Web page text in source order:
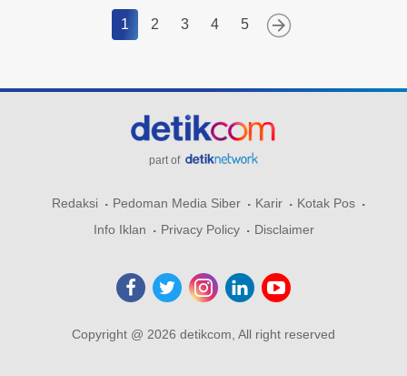
1 2 3 4 5
part of
Redaksi Pedoman Media Siber Karir
Kotak Pos
Info Iklan
Privacy Policy Disclaimer
Copyright @ 2026 detikcom, All right reserved